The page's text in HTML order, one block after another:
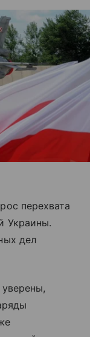
перехвата
Украины.
дел